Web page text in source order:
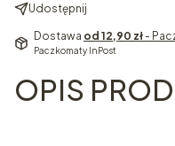
Udostępnij
Dostawa od 12,90 zł -
Paczkomaty InPost
OPIS